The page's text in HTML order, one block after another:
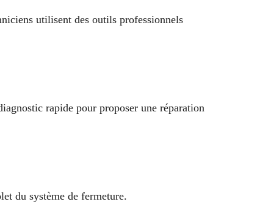
utilisent des outils professionnels
rapide pour proposer une réparation
du système de fermeture.